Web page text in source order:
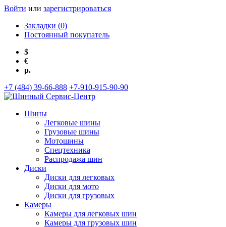
Войти или зарегистрироваться
Закладки (0)
Постоянный покупатель
$
€
р.
+7 (484) 39-66-888 +7-910-915-90-90
Шины
Легковые шины
Грузовые шины
Мотошины
Спецтехника
Распродажа шин
Диски
Диски для легковых
Диски для мото
Диски для грузовых
Камеры
Камеры для легковых шин
Камеры для грузовых шин